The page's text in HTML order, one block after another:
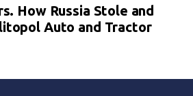
How Russia Stole and
Auto and Tractor